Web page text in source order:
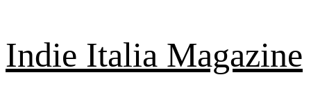
Indie Italia Magazine